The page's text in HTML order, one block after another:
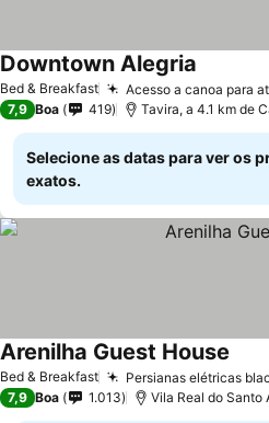
Bed & Breakfast Acesso a canoa para
Downtown Alegria
7,9 Boa 419 Tavira, a 4.1 km de
Selecione as datas para ver os
exatos.
Bed & Breakfast Persianas elétricas
Arenilha Guest House
7,9 Boa 1.013 Vila Real do Santo